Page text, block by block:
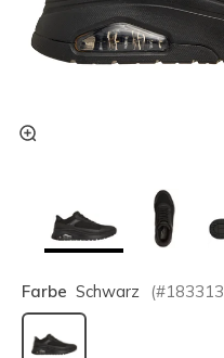
Farbe Schwarz (#183313